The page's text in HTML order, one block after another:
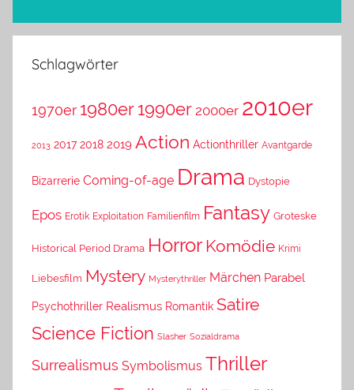
Schlagwörter
1970er 1980er 1990er 2000er 2010er
2013 2017 2018 2019 Action Actionthriller Avantgarde
Bizarrerie Coming-of-age Drama Dystopie
Epos Erotik Exploitation Familienfilm Fantasy Groteske
Historical Period Drama Horror Komödie Krimi
Liebesfilm Mystery Mysterythriller Märchen Parabel
Psychothriller Realismus Romantik Satire
Science Fiction Slasher Sozialdrama
Surrealismus Symbolismus Thriller